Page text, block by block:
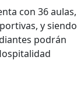
con 36 aulas,
y siendo
podrán